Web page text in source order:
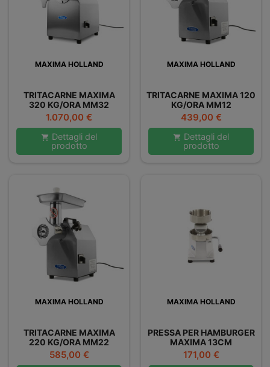
MAXIMA HOLLAND
TRITACARNE MAXIMA
320 KG/ORA MM32
Prezzo
1.070,00 €
 Dettagli del
prodotto
MAXIMA HOLLAND
TRITACARNE MAXIMA 120
KG/ORA MM12
Prezzo
439,00 €
 Dettagli del
prodotto
MAXIMA HOLLAND
TRITACARNE MAXIMA
220 KG/ORA MM22
Prezzo
585,00 €
MAXIMA HOLLAND
PRESSA PER HAMBURGER
MAXIMA 13CM
Prezzo
171,00 €